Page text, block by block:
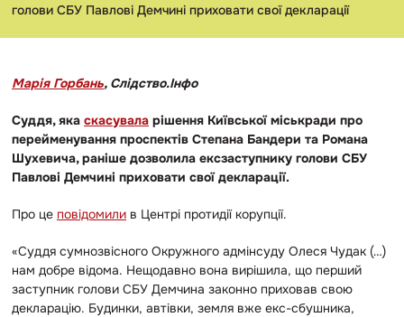
голови СБУ Павлові Демчині приховати свої декларації
Марія Горбань, Слідство.Інфо
Суддя, яка скасувала рішення Київської міськради про
перейменування проспектів Степана Бандери та Романа
Шухевича, раніше дозволила ексзаступнику голови СБУ
Павлові Демчині приховати свої декларації.
Про це повідомили в Центрі протидії корупції.
«Суддя сумнозвісного Окружного адмінсуду Олеся Чудак (…)
нам добре відома. Нещодавно вона вирішила, що перший
заступник голови СБУ Демчина законно приховав свою
декларацію. Будинки, автівки, земля вже екс-сбушника,